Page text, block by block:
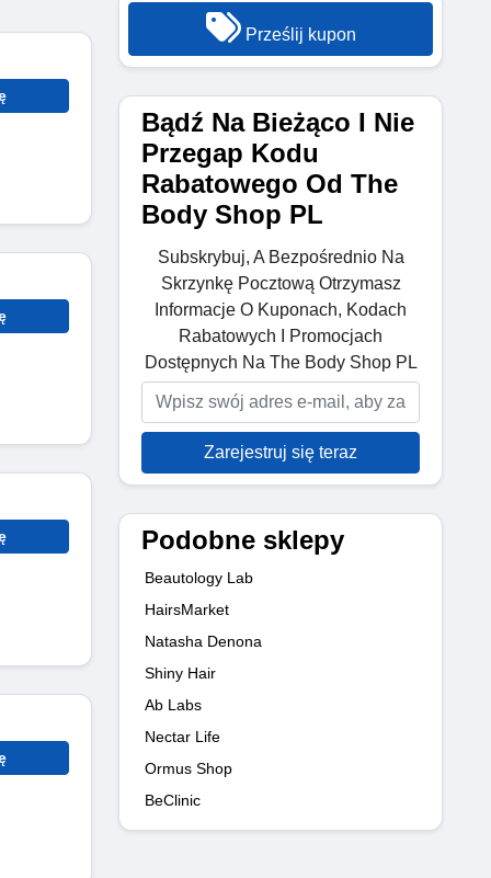
Prześlij kupon
Bądź Na Bieżąco I Nie
Przegap Kodu
Rabatowego Od The
Body Shop PL
Subskrybuj, A Bezpośrednio Na
Skrzynkę Pocztową Otrzymasz
Informacje O Kuponach, Kodach
Rabatowych I Promocjach
Dostępnych Na The Body Shop PL
Zarejestruj się teraz
Podobne sklepy
Beautology Lab
HairsMarket
Natasha Denona
Shiny Hair
Ab Labs
Nectar Life
Ormus Shop
BeClinic